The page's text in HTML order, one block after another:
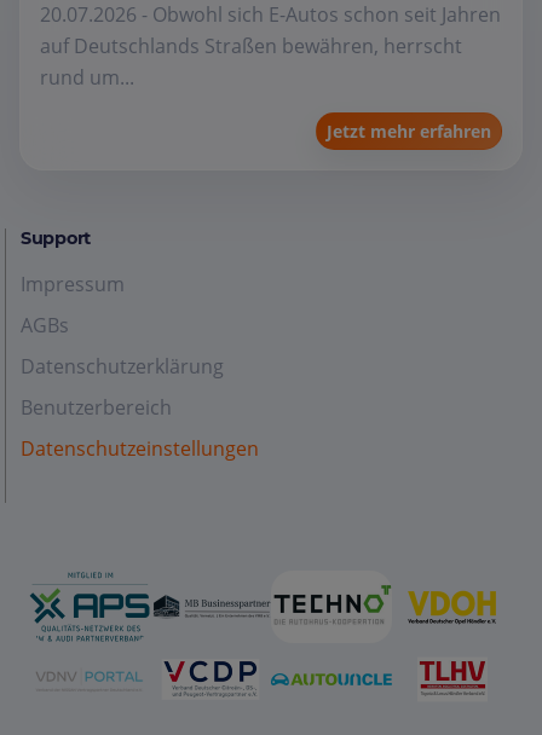
20.07.2026 - Obwohl sich E-Autos schon seit Jahren
auf Deutschlands Straßen bewähren, herrscht
rund um...
Jetzt mehr erfahren
Support
Impressum
AGBs
Datenschutzerklärung
Benutzerbereich
Datenschutzeinstellungen